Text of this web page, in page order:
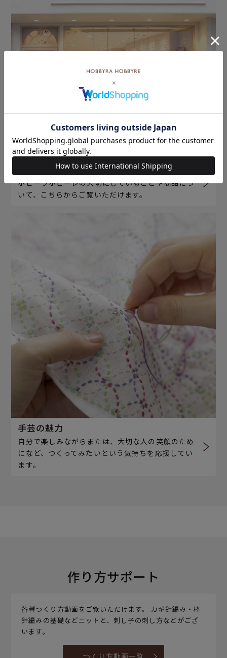
ホビーラホビーレについて
ホビーラホビーレの大切にしていることや商品につ
いて、こちらからご覧いただけます。
手芸の魅力
自分で楽しみながらまたは、大切な人の笑顔のため
になど、つくってみたいという気持ちを応援してい
ます。
作り方サポート
各種つくり方動画をご覧いただけます。 カギ針編み・棒
針編みの基礎などニットと、刺し子の刺し方などがござ
います。